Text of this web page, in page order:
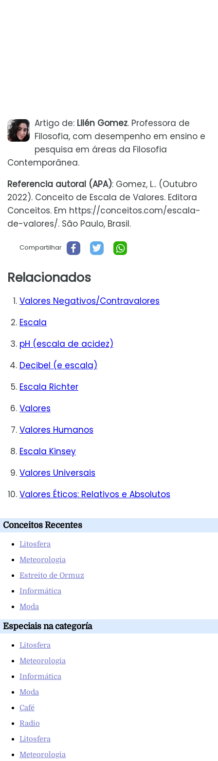
Artigo de: Lilén Gomez. Professora de
Filosofia, com desempenho em ensino e
pesquisa em áreas da Filosofia
Contemporânea.
Referencia autoral (APA): Gomez, L.. (Outubro
2022). Conceito de Escala de Valores. Editora
Conceitos. Em https://conceitos.com/escala-
de-valores/. São Paulo, Brasil.
Compartilhar
Relacionados
Valores Negativos/Contravalores
Escala
pH (escala de acidez)
Decibel (e escala)
Escala Richter
Valores
Valores Humanos
Escala Kinsey
Valores Universais
Valores Éticos: Relativos e Absolutos
Conceitos Recentes
Litosfera
Meteorologia
Estreito de Ormuz
Informática
Moda
Especiais na categoría
Litosfera
Meteorologia
Informática
Moda
Café
Radio
Litosfera
Meteorologia